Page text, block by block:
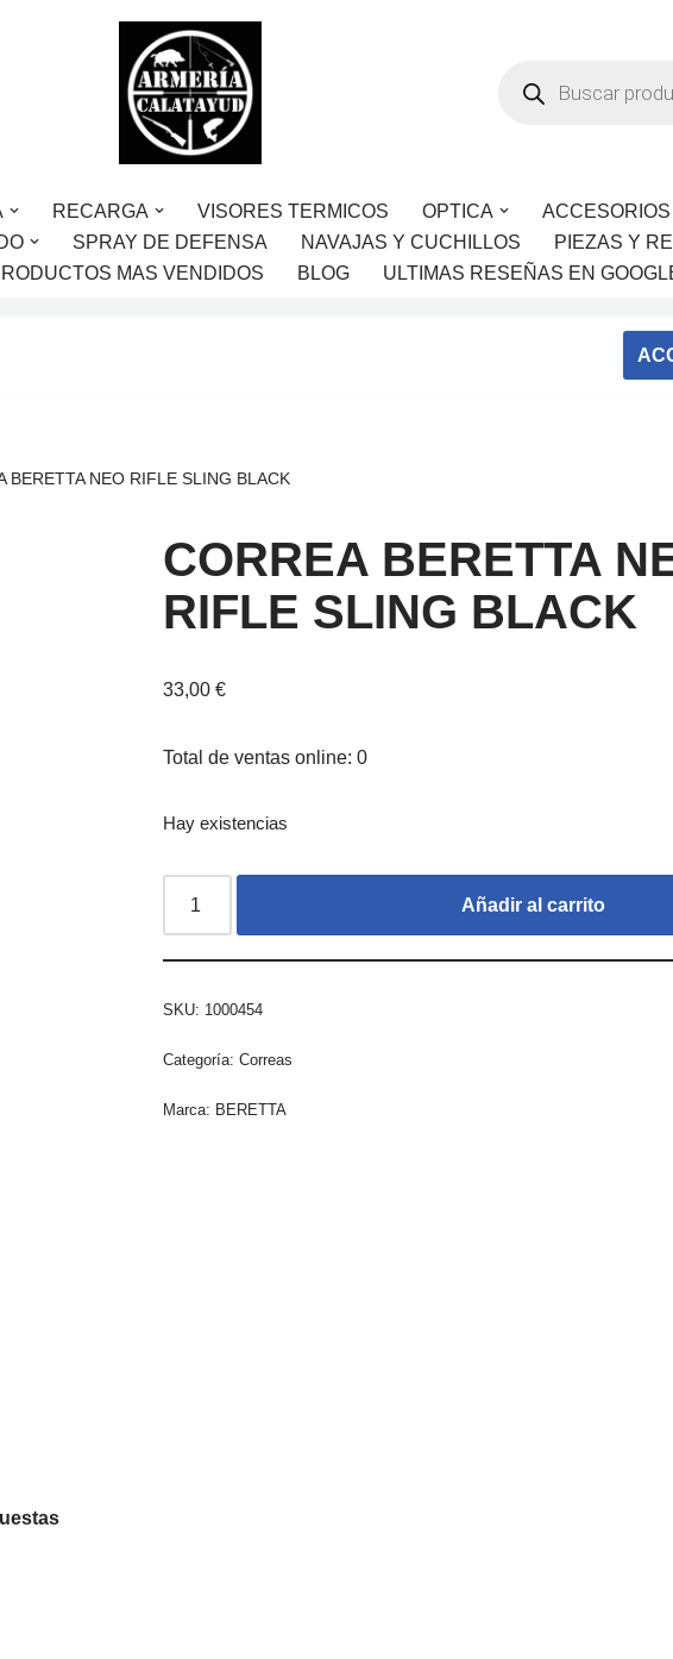
RECARGA VISORES TERMICOS OPTICA
SPRAY DE DEFENSA NAVAJAS Y CUCHILLOS
PIEZAS Y
MAS VENDIDOS BLOG ULTIMAS RESEÑAS EN
BERETTA NEO RIFLE SLING BLACK
CORREA BERETTA
RIFLE SLING BLACK
33,00 €
Total de ventas online: 0
Hay existencias
Añadir al carrito
SKU: 1000454
Categoría: Correas
Marca: BERETTA